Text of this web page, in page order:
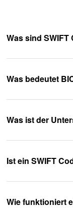
Was sind SWIFT
Was bedeutet
Was ist der
Ist ein SWIFT
Wie funktioniert